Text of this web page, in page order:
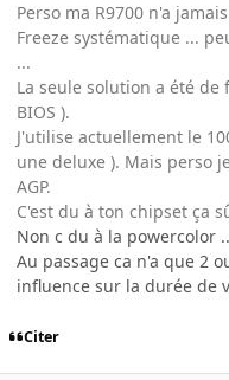
Perso ma R9700 n'a
Freeze systématique ...
...
La seule solution a été de
BIOS ).
J'utilise actuellement le
une deluxe ). Mais perso
AGP.
C'est du à ton chipset ça
Non c du à la powercolor
Au passage ca n'a que 2
influence sur la durée de
Citer